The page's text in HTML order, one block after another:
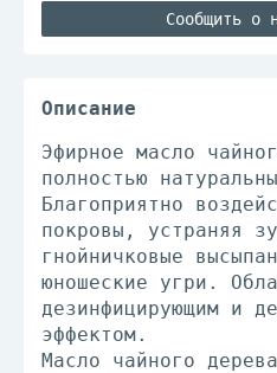
Сообщить о
Описание
Эфирное масло
полностью
Благоприятно
покровы, устраняя
гнойничковые
юношеские угри.
дезинфицирующим и
эффектом.
Масло чайного